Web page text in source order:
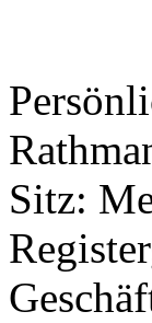
Sitz: